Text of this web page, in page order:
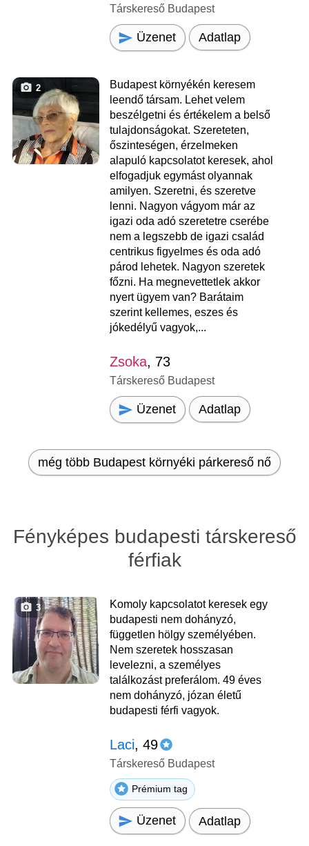
Társkereső Budapest
Üzenet Adatlap
2
Budapest környékén keresem
leendő társam. Lehet velem
beszélgetni és értékelem a belső
tulajdonságokat. Szereteten,
őszinteségen, érzelmeken
alapuló kapcsolatot keresek, ahol
elfogadjuk egymást olyannak
amilyen. Szeretni, és szeretve
lenni. Nagyon vágyom már az
igazi oda adó szeretetre cserébe
nem a legszebb de igazi család
centrikus figyelmes és oda adó
párod lehetek. Nagyon szeretek
főzni. Ha megnevettetlek akkor
nyert ügyem van? Barátaim
szerint kellemes, eszes és
jókedélyű vagyok,...
Zsoka, 73
Társkereső Budapest
Üzenet Adatlap
még több Budapest környéki párkereső nő
Fényképes budapesti társkereső
férfiak
3
Komoly kapcsolatot keresek egy
budapesti nem dohányzó,
független hölgy személyében.
Nem szeretek hosszasan
levelezni, a személyes
találkozást preferálom. 49 éves
nem dohányzó, józan életű
budapesti férfi vagyok.
Laci, 49
Társkereső Budapest
Prémium tag
Üzenet Adatlap